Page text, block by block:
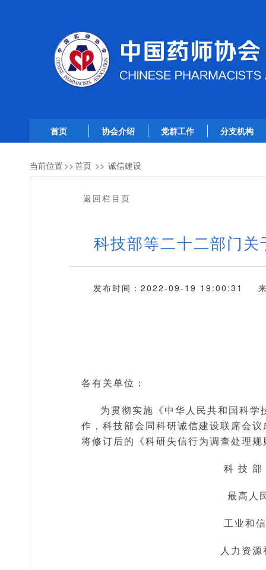
首页 协会介绍 党群工作 分支机构
当前位置 >>首页 >> 诚信建设
返回栏目页
科技部等二十二部门
发布时间：2022-09-19 19:00:31
各有关单位：
为贯彻实施《中华人民共和国科
作，科技部会同科研诚信建设联席会
将修订后的《科研失信行为调查处理
科 技
最高人
工业
人力资源